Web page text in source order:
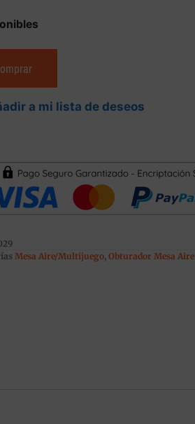
a mi lista de deseos
Mesa Aire/Multijuego, Obturador Mesa Aire